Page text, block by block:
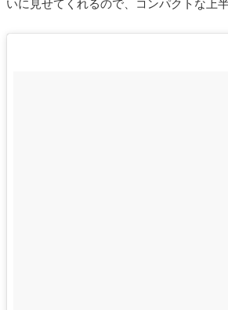
いに見せてくれるので、コンパクトな上